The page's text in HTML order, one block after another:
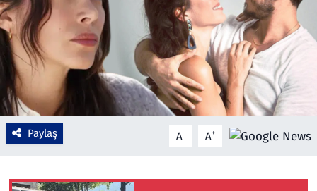
Paylaş A- A+
Eğitim
Turizm
Yerel